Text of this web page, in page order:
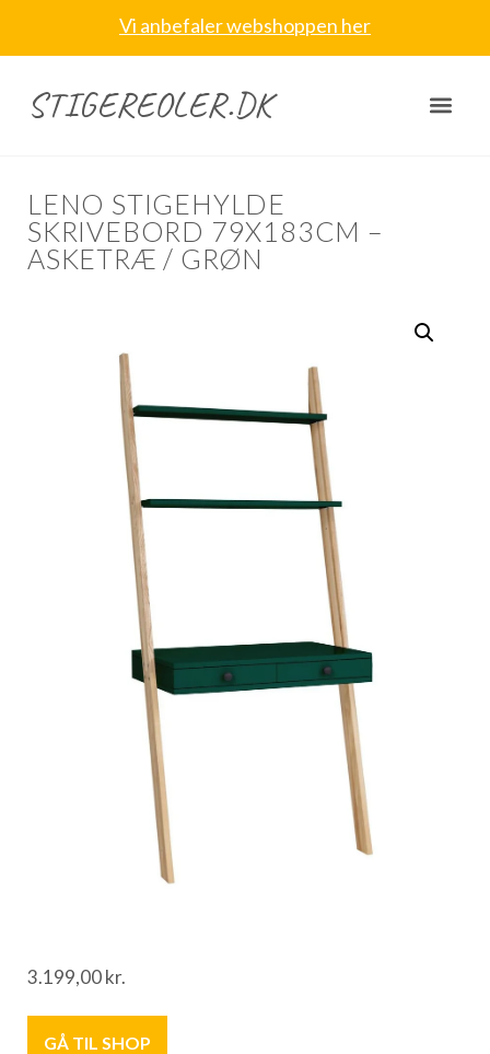
Vi anbefaler webshoppen her
STIGEREOLER.DK
LENO STIGEHYLDE
SKRIVEBORD 79X183CM –
ASKETRÆ / GRØN
3.199,00kr.
GÅ TIL SHOP